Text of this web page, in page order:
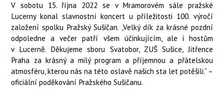
V sobotu 15. října 2022 se v Mramorovém sále pražské
Lucerny konal slavnostní koncert u příležitosti 100. výročí
založení spolku Pražský Sušičan. „Velký dík za krásné pozdní
odpoledne a večer patří všem účinkujícím, ale i hostům
v Lucerně. Děkujeme sboru Svatobor, ZUŠ Sušice, Jitřence
Praha za krásný a milý program a příjemnou a přátelskou
atmosféru, kterou nás na této oslavě našich sta let potěšili.“ –
oficiální poděkování Pražského Sušičanu.